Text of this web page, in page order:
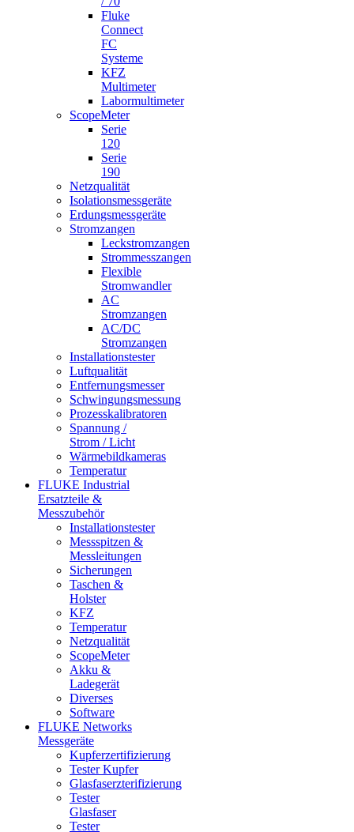
Fluke
Connect
FC
Systeme
KFZ
Multimeter
Labormultimeter
ScopeMeter
Serie
120
Serie
190
Netzqualität
Isolationsmessgeräte
Erdungsmessgeräte
Stromzangen
Leckstromzangen
Strommesszangen
Flexible
Stromwandler
AC
Stromzangen
AC/DC
Stromzangen
Installationstester
Luftqualität
Entfernungsmesser
Schwingungsmessung
Prozesskalibratoren
Spannung /
Strom / Licht
Wärmebildkameras
Temperatur
FLUKE Industrial
Ersatzteile &
Messzubehör
Installationstester
Messspitzen &
Messleitungen
Sicherungen
Taschen &
Holster
KFZ
Temperatur
Netzqualität
ScopeMeter
Akku &
Ladegerät
Diverses
Software
FLUKE Networks
Messgeräte
Kupferzertifizierung
Tester Kupfer
Glasfaserzterifizierung
Tester
Glasfaser
Tester